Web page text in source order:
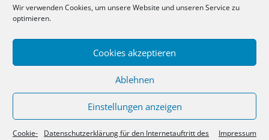
Wir verwenden Cookies, um unsere Website und unseren Service zu
optimieren.
Cookies akzeptieren
Ablehnen
Einstellungen anzeigen
Cookie- Datenschutzerklärung für den Internetauftritt des Impressum
Impressum
Cookie-Richtlinie